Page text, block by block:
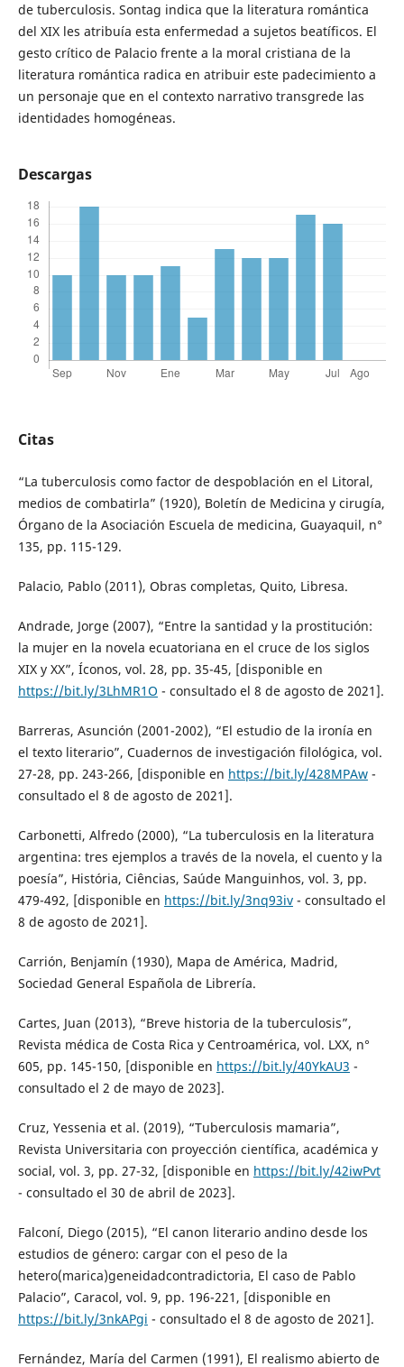
de tuberculosis. Sontag indica que la literatura romántica
del XIX les atribuía esta enfermedad a sujetos beatíficos. El
gesto crítico de Palacio frente a la moral cristiana de la
literatura romántica radica en atribuir este padecimiento a
un personaje que en el contexto narrativo transgrede las
identidades homogéneas.
Descargas
Citas
“La tuberculosis como factor de despoblación en el Litoral,
medios de combatirla” (1920), Boletín de Medicina y cirugía,
Órgano de la Asociación Escuela de medicina, Guayaquil, n°
135, pp. 115-129.
Palacio, Pablo (2011), Obras completas, Quito, Libresa.
Andrade, Jorge (2007), “Entre la santidad y la prostitución:
la mujer en la novela ecuatoriana en el cruce de los siglos
XIX y XX”, Íconos, vol. 28, pp. 35-45, [disponible en
https://bit.ly/3LhMR1O - consultado el 8 de agosto de 2021].
Barreras, Asunción (2001-2002), “El estudio de la ironía en
el texto literario”, Cuadernos de investigación filológica, vol.
27-28, pp. 243-266, [disponible en https://bit.ly/428MPAw-
consultado el 8 de agosto de 2021].
Carbonetti, Alfredo (2000), “La tuberculosis en la literatura
argentina: tres ejemplos a través de la novela, el cuento y la
poesía”, História, Ciências, Saúde Manguinhos, vol. 3, pp.
479-492, [disponible en https://bit.ly/3nq93iv- consultado el
8 de agosto de 2021].
Carrión, Benjamín (1930), Mapa de América, Madrid,
Sociedad General Española de Librería.
Cartes, Juan (2013), “Breve historia de la tuberculosis”,
Revista médica de Costa Rica y Centroamérica, vol. LXX, n°
605, pp. 145-150, [disponible en https://bit.ly/40YkAU3 -
consultado el 2 de mayo de 2023].
Cruz, Yessenia et al. (2019), “Tuberculosis mamaria”,
Revista Universitaria con proyección científica, académica y
social, vol. 3, pp. 27-32, [disponible en https://bit.ly/42iwPvt
- consultado el 30 de abril de 2023].
Falconí, Diego (2015), “El canon literario andino desde los
estudios de género: cargar con el peso de la
hetero(marica)geneidadcontradictoria, El caso de Pablo
Palacio”, Caracol, vol. 9, pp. 196-221, [disponible en
https://bit.ly/3nkAPgi - consultado el 8 de agosto de 2021].
Fernández, María del Carmen (1991), El realismo abierto de